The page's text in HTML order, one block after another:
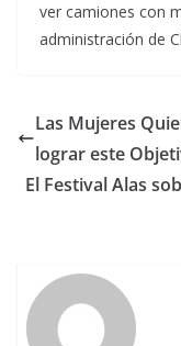
ver camiones con
administración de
Las Mujeres
lograr este
El Festival Alas